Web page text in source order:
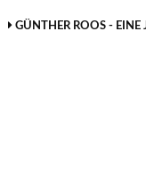
GÜNTHER ROOS - EINE